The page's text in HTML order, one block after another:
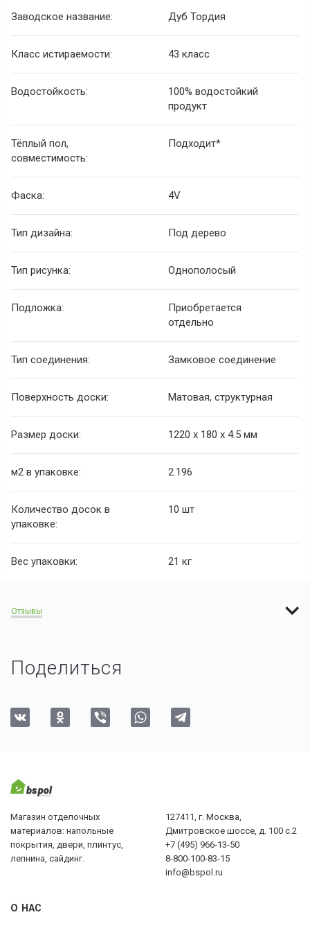
Заводское название: Дуб Тордия
Класс истираемости: 43 класс
Водостойкость:
100% водостойкий
продукт
Тёплый пол,
совместимость:
Подходит*
Фаска: 4V
Тип дизайна: Под дерево
Тип рисунка: Однополосый
Подложка:
Приобретается
отдельно
Тип соединения: Замковое соединение
Поверхность доски: Матовая, структурная
Размер доски: 1220 х 180 х 4.5 мм
м2 в упаковке: 2.196
Количество досок в
упаковке:
10 шт
Вес упаковки: 21 кг
Отзывы
Поделиться
Магазин отделочных
материалов: напольные
покрытия, двери, плинтус,
лепнина, сайдинг.
127411, г. Москва,
Дмитровское шоссе, д. 100 с.2
+7 (495) 966-13-50
8-800-100-83-15
info@bspol.ru
О НАС